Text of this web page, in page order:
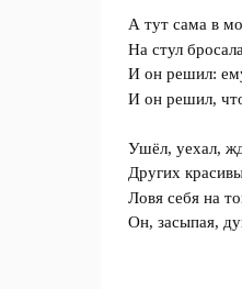
А тут сама в
На стул
И он решил:
И он решил,
Ушёл, уехал,
Других
Ловя себя на
Он, засыпая,